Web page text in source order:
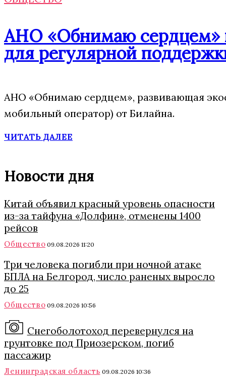
АНО «Обнимаю сердцем»
для регулярной
АНО «Обнимаю сердцем», развивающая
мобильный оператор) от Билайна.
ЧИТАТЬ ДАЛЕЕ
Новости дня
Китай объявил красный уровень опасности
из-за тайфуна «Долфин», отменены 1400
рейсов
Общество 09.08.2026 11:20
Три человека погибли при ночной атаке
БПЛА на Белгород, число раненых выросло
до 25
Общество 09.08.2026 10:56
Снегоболотоход перевернулся на
грунтовке под Приозерском, погиб
пассажир
Ленинградская область 09.08.2026 10:36